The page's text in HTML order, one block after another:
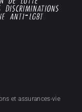
et assurances-vie